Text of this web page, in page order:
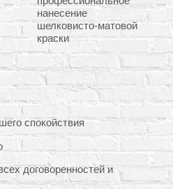
нанесение
шелковисто-матовой
краски
спокойствия
договоренностей и